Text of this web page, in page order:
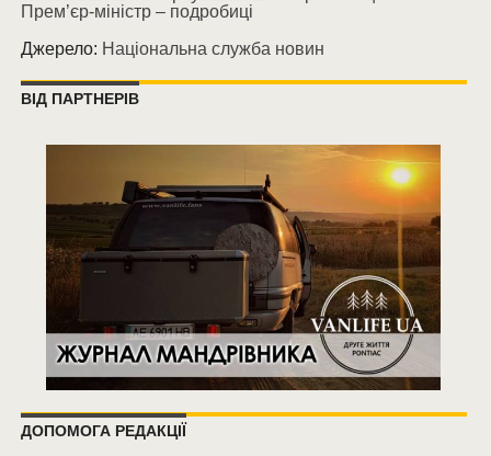
Прем’єр-міністр – подробиці
Джерело: Національна служба новин
ВІД ПАРТНЕРІВ
ДОПОМОГА РЕДАКЦІЇ